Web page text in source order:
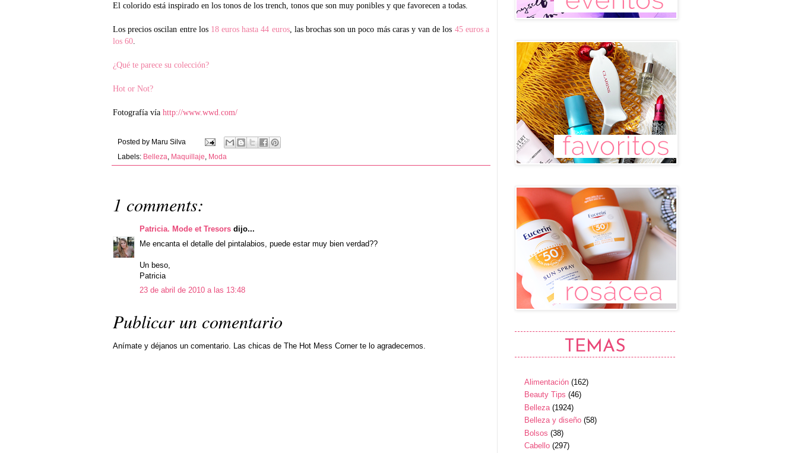
El colorido está inspirado en los tonos de los trench, tonos que son muy ponibles y que favorecen a todas.
Los precios oscilan entre los 18 euros hasta 44 euros, las brochas son un poco más caras y van de los 45 euros a
los 60.
¿Qué te parece su colección?
Hot or Not?
Fotografía vía http://www.wwd.com/
Posted by Maru Silva
Labels: Belleza Maquillaje Moda
1 comments:
Patricia. Mode et Tresors dijo...
Me encanta el detalle del pintalabios, puede estar muy bien verdad??
Un beso,
Patricia
23 de abril de 2010 a las 13:48
Publicar un comentario
Anímate y déjanos un comentario. Las chicas de The Hot Mess Corner te lo agradecemos. TEMAS
Alimentación (162)
Beauty Tips (46)
Belleza (1924)
Belleza y diseño (58)
Bolsos (38)
Cabello (297)